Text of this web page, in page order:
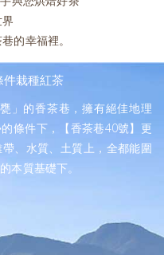
的幸福裡。
件栽種紅茶
」的香茶巷，擁有絕佳地理
條件下，【香茶巷40號】更
、水質、土質上，全都能圍
本質基礎下。